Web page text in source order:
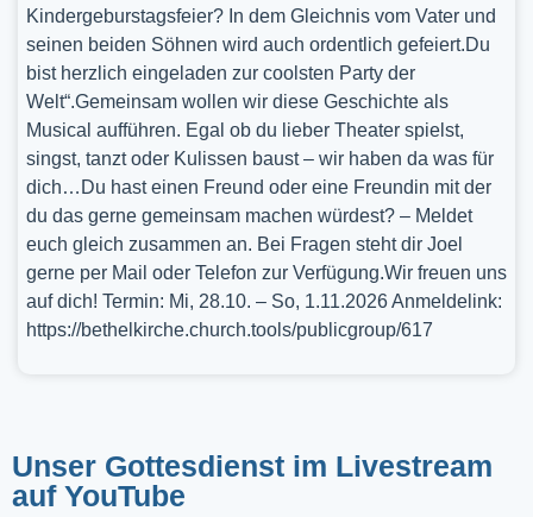
Kindergeburstagsfeier? In dem Gleichnis vom Vater und
seinen beiden Söhnen wird auch ordentlich gefeiert.Du
bist herzlich eingeladen zur coolsten Party der
Welt“.Gemeinsam wollen wir diese Geschichte als
Musical aufführen. Egal ob du lieber Theater spielst,
singst, tanzt oder Kulissen baust – wir haben da was für
dich…Du hast einen Freund oder eine Freundin mit der
du das gerne gemeinsam machen würdest? – Meldet
euch gleich zusammen an. Bei Fragen steht dir Joel
gerne per Mail oder Telefon zur Verfügung.Wir freuen uns
auf dich! Termin: Mi, 28.10. – So, 1.11.2026 Anmeldelink:
https://bethelkirche.church.tools/publicgroup/617
Unser Gottesdienst im Livestream
auf YouTube